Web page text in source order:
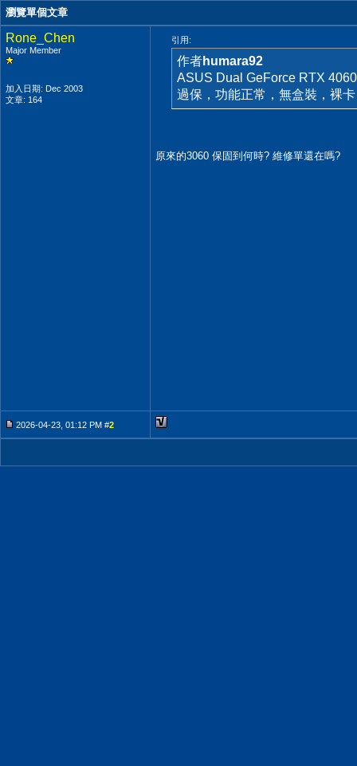
瀏覽單個文章
Rone_Chen
Major Member
加入日期: Dec 2003
文章: 164
引用:
作者humara92
ASUS Dual GeForce RTX
過保，功能正常，無盒裝，裸
原來的3060 保固到何時? 維修單還在嗎?
2026-04-23, 01:12 PM #2